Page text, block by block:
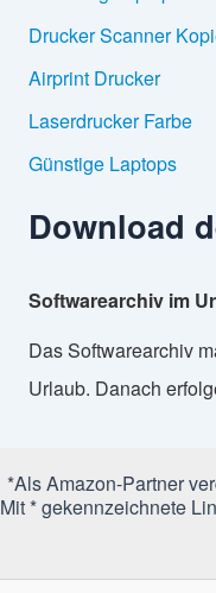
Drucker Scanner
Airprint Drucker
Laserdrucker Farbe
Günstige Laptops
Download
Softwarearchiv im
Das Softwarearchiv
Urlaub. Danach
*Als Amazon-Partner
Mit * gekennzeichnete